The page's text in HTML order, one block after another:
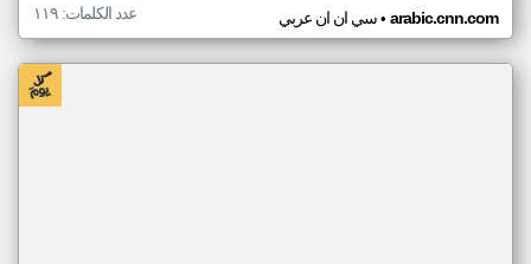
سي ان ان عربي• arabic.cnn.com عدد الكلمات: ١١٩